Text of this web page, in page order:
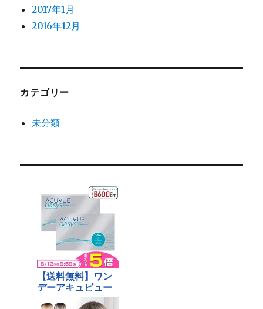
2017年1月
2016年12月
カテゴリー
未分類